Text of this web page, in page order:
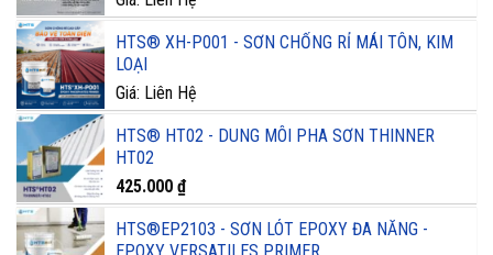
HTS® XH-P001 - SƠN CHỐNG RỈ MÁI TÔN, KIM
LOẠI
Giá: Liên Hệ
HTS® HT02 - DUNG MÔI PHA SƠN THINNER
HT02
425.000 ₫
HTS®EP2103 - SƠN LÓT EPOXY ĐA NĂNG -